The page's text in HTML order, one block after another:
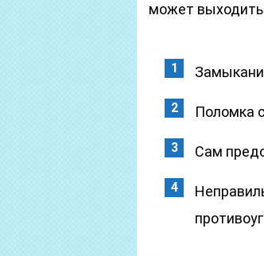
может выходить
Поломка
Сам